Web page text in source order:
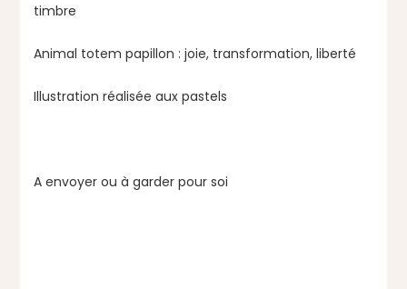
timbre
Animal totem papillon : joie, transformation, liberté
Illustration réalisée aux pastels
A envoyer ou à garder pour soi